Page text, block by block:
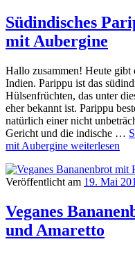
Südindisches
mit Aubergine
Hallo zusammen! Heute gibt
Indien. Parippu ist das
Hülsenfrüchten, das unter
eher bekannt ist. Parippu
natürlich einer nicht
Gericht und die indische …
mit Aubergine weiterlesen
Veröffentlicht am 19. Mai
Veganes
und Amaretto